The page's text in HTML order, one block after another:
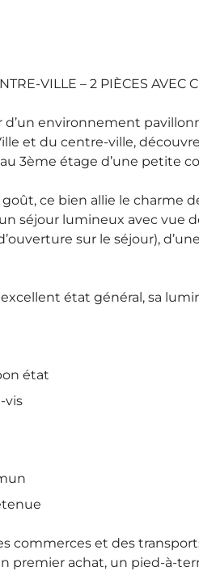
VILLE – 2 PIÈCES AVEC
environnement
et du centre-ville,
au 3ème étage d’une petite
ce bien allie le charme
séjour lumineux avec vue
sur le séjour),
état général, sa
état
vis
commerces et des
premier achat, un pied-à-